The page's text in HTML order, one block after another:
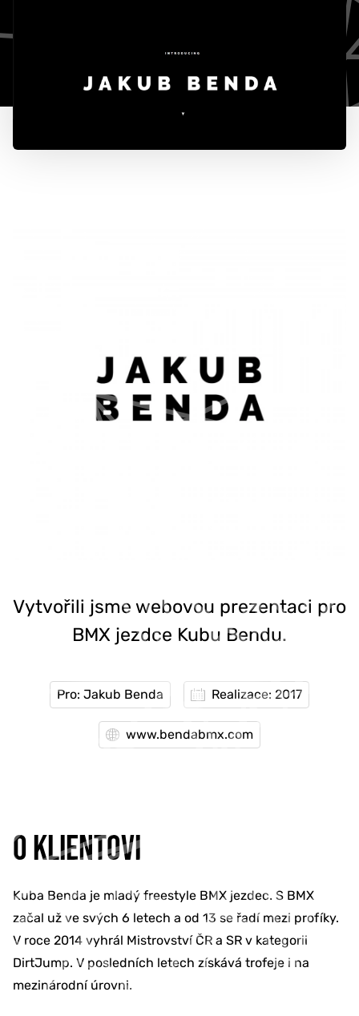
Vytvořili jsme webovou prezentaci pro
BMX jezdce Kubu Bendu.
Pro: Jakub Benda Realizace: 2017
www.bendabmx.com
O KLIENTOVI
Kuba Benda je mladý freestyle BMX jezdec. S BMX
začal už ve svých 6 letech a od 13 se řadí mezi profíky.
V roce 2014 vyhrál Mistrovství ČR a SR v kategorii
DirtJump. V posledních letech získává trofeje i na
mezinárodní úrovni.